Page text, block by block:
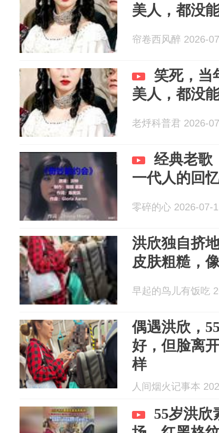
美人，都没
帘卷西风醉 2026-
笑死，当
美人，都没
老烀科普君 2026-
经典老歌
一代人的回
零碎的心 2026-07-
洪欣独自挤
皮肤粗糙，
早起的鸟儿有饭吃
偶遇洪欣，
好，但脸离
样
人间烟火记事本
55岁洪欣